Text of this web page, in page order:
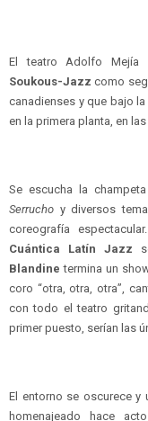
El teatro Adolfo Mejía
Soukous-Jazz como
canadienses y que bajo
en la primera planta, en
Se escucha la
Serrucho y diversos
coreografía
Cuántica Latín Jazz
Blandine termina un
coro “otra, otra, otra”,
con todo el teatro
primer puesto, serían las
El entorno se oscurece y
homenajeado hace